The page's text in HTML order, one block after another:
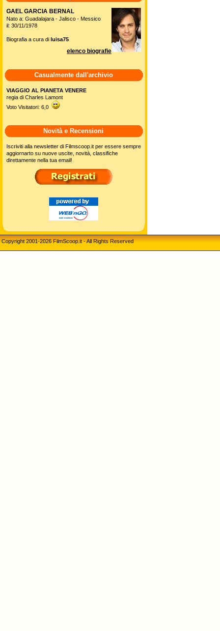
GAEL GARCIA BERNAL
Nato a: Guadalajara - Jalisco - Messico
il: 30/11/1978
Biografia a cura di luisa75
elenco biografie
Casualmente dall'archivio
VIAGGIO AL PIANETA VENERE
regia di Charles Lamont
Voto Visitatori: 6,0
Novità e Recensioni
Iscriviti alla newsletter di Filmscoop.it per essere sempre
aggiornarto su nuove uscite, novità, classifiche
direttamente nella tua email!
Copyright 2001-2026 FilmScoop.it - All Rights Reserved